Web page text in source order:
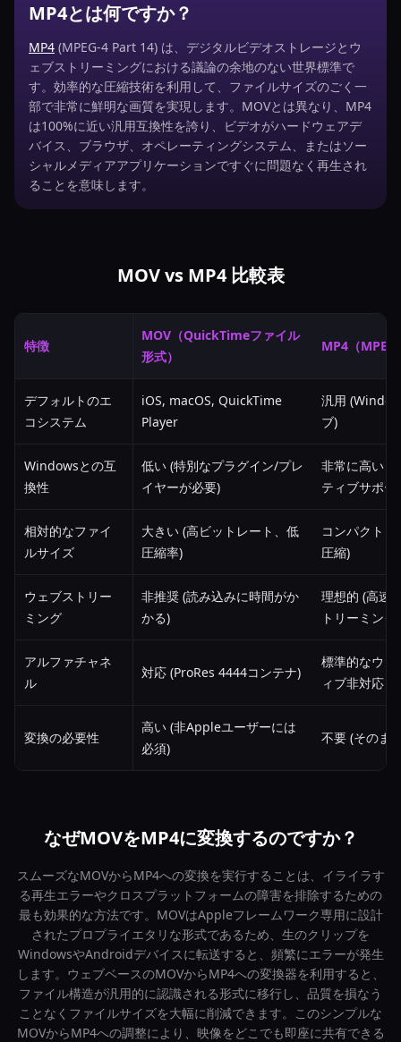
MP4とは何ですか？
MP4 (MPEG-4 Part 14) は、デジタルビデオストレージとウ
ェブストリーミングにおける議論の余地のない世界標準で
す。効率的な圧縮技術を利用して、ファイルサイズのごく一
部で非常に鮮明な画質を実現します。MOVとは異なり、MP4
は100%に近い汎用互換性を誇り、ビデオがハードウェアデ
バイス、ブラウザ、オペレーティングシステム、またはソー
シャルメディアアプリケーションですぐに問題なく再生され
ることを意味します。
MOV vs MP4 比較表
特徴
MOV（QuickTimeファイル
形式）
MP4（
デフォルトのエ
コシステム
iOS, macOS, QuickTime
Player
汎用
ブ)
Windowsとの互
換性
低い (特別なプラグイン/プレ
イヤーが必要)
非常に高い (
ティブサポー
相対的なファイ
ルサイズ
大きい (高ビットレート、低
圧縮率)
コンパクト (
圧縮)
ウェブストリー
ミング
非推奨 (読み込みに時間がか
かる)
理想的 (高速
トリーミング)
アルファチャネ
ル
対応 (ProRes 4444コンテナ)
標準的なウ
ィブ非対応
変換の必要性
高い (非Appleユーザーには
必須)
不要 (そのま
なぜMOVをMP4に変換するのですか？
スムーズなMOVからMP4への変換を実行することは、イライラす
る再生エラーやクロスプラットフォームの障害を排除するための
最も効果的な方法です。MOVはAppleフレームワーク専用に設計
されたプロプライエタリな形式であるため、生のクリップを
WindowsやAndroidデバイスに転送すると、頻繁にエラーが発生
します。ウェブベースのMOVからMP4への変換器を利用すると、
ファイル構造が汎用的に認識される形式に移行し、品質を損なう
ことなくファイルサイズを大幅に削減できます。このシンプルな
MOVからMP4への調整により、映像をどこでも即座に共有できる